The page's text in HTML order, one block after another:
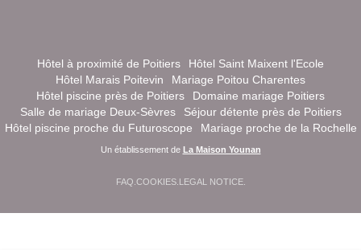
Hôtel à proximité de Poitiers
Hôtel Saint Maixent l'Ecole
Hôtel Marais Poitevin
Mariage Poitou Charentes
Hôtel piscine près de Poitiers
Domaine mariage Poitiers
Salle de mariage Deux-Sèvres
Séjour détente près de Poitiers
Hôtel piscine proche du Futuroscope
Mariage proche de la Rochelle
Un établissement de La Maison Younan
FAQ COOKIES. LEGAL NOTICE.